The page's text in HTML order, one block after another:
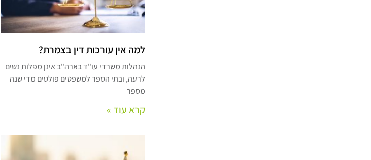
למה אין עורכות דין בצמרת?
הנהלות משרדי עו"ד בארה"ב אינן מפלות נשים
לרעה, ובתי הספר למשפטים פולטים מדי שנה
מספר
קרא עוד »